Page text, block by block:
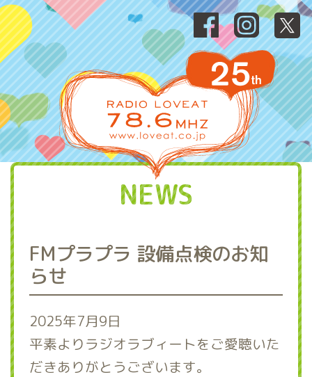
NEWS
FMプラプラ 設備点検のお知
らせ
2025年7月9日
平素よりラジオラブィートをご愛聴いた
だきありがとうございます。